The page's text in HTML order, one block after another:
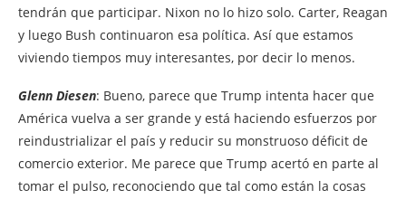
tendrán que participar. Nixon no lo hizo solo. Carter, Reagan
y luego Bush continuaron esa política. Así que estamos
viviendo tiempos muy interesantes, por decir lo menos.
Glenn Diesen: Bueno, parece que Trump intenta hacer que
América vuelva a ser grande y está haciendo esfuerzos por
reindustrializar el país y reducir su monstruoso déficit de
comercio exterior. Me parece que Trump acertó en parte al
tomar el pulso, reconociendo que tal como están la cosas